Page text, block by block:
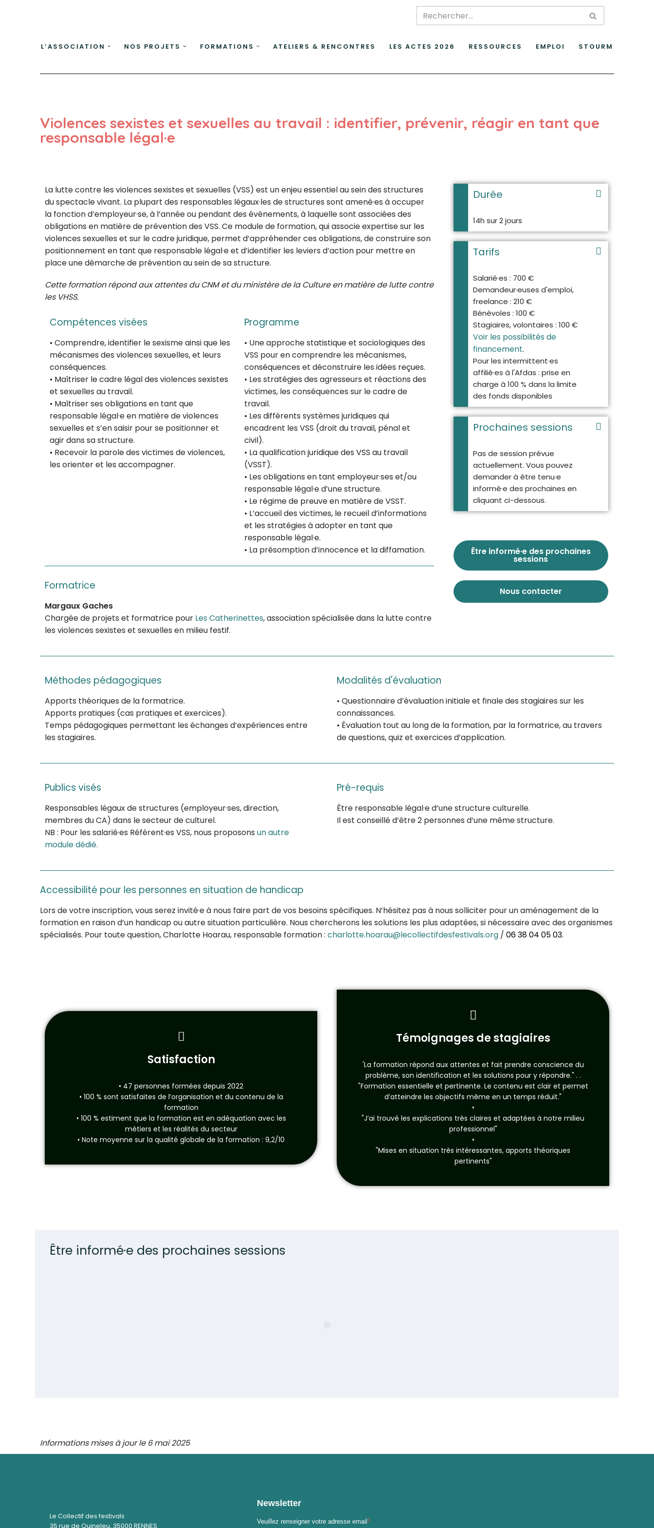
L’ASSOCIATION NOS PROJETS FORMATIONS ATELIERS & RENCONTRES LES ACTES 2026 RESSOURCES EMPLOI STOURM
Violences sexistes et sexuelles au travail : identifier, prévenir, réagir en tant que
responsable légal·e
La lutte contre les violences sexistes et sexuelles (VSS) est un enjeu essentiel au sein des structures
du spectacle vivant. La plupart des responsables légaux·les de structures sont amené·es à occuper
la fonction d’employeur·se, à l’année ou pendant des évènements, à laquelle sont associées des
obligations en matière de prévention des VSS. Ce module de formation, qui associe expertise sur les
violences sexuelles et sur le cadre juridique, permet d’appréhender ces obligations, de construire son
positionnement en tant que responsable légal·e et d’identifier les leviers d’action pour mettre en
place une démarche de prévention au sein de sa structure.
Cette formation répond aux attentes du CNM et du ministère de la Culture en matière de lutte contre
les VHSS.
Compétences visées
• Comprendre, identifier le sexisme ainsi que les
mécanismes des violences sexuelles, et leurs
conséquences.
• Maîtriser le cadre légal des violences sexistes
et sexuelles au travail.
• Maîtriser ses obligations en tant que
responsable légal·e en matière de violences
sexuelles et s’en saisir pour se positionner et
agir dans sa structure.
• Recevoir la parole des victimes de violences,
les orienter et les accompagner.
Programme
• Une approche statistique et sociologiques des
VSS pour en comprendre les mécanismes,
conséquences et déconstruire les idées reçues.
• Les stratégies des agresseurs et réactions des
victimes, les conséquences sur le cadre de
travail.
• Les différents systèmes juridiques qui
encadrent les VSS (droit du travail, pénal et
civil).
• La qualification juridique des VSS au travail
(VSST).
• Les obligations en tant employeur·ses et/ou
responsable légal·e d’une structure.
• Le régime de preuve en matière de VSST.
• L’accueil des victimes, le recueil d’informations
et les stratégies à adopter en tant que
responsable légal·e.
• La présomption d’innocence et la diffamation.
Formatrice
Margaux Gaches
Chargée de projets et formatrice pour Les Catherinettes, association spécialisée dans la lutte contre
les violences sexistes et sexuelles en milieu festif.
Durée
14h sur 2 jours
Tarifs
Salarié·es : 700 €
Demandeur·euses d'emploi,
freelance : 210 €
Bénévoles : 100 €
Stagiaires, volontaires : 100 €
Voir les possibilités de
financement.
Pour les intermittent·es
affilié·es à l'Afdas : prise en
charge à 100 % dans la limite
des fonds disponibles
Prochaines sessions
Pas de session prévue
actuellement. Vous pouvez
demander à être tenu·e
informé·e des prochaines en
cliquant ci-dessous.
Être informé·e des prochaines
sessions
Nous contacter
Méthodes pédagogiques
Apports théoriques de la formatrice.
Apports pratiques (cas pratiques et exercices).
Temps pédagogiques permettant les échanges d’expériences entre
les stagiaires.
Modalités d'évaluation
• Questionnaire d’évaluation initiale et finale des stagiaires sur les
connaissances.
• Évaluation tout au long de la formation, par la formatrice, au travers
de questions, quiz et exercices d’application.
Publics visés
Responsables légaux de structures (employeur·ses, direction,
membres du CA) dans le secteur de culturel.
NB : Pour les salarié·es Référent·es VSS, nous proposons un autre
module dédié.
Pré-requis
Être responsable légal·e d’une structure culturelle.
Il est conseillé d’être 2 personnes d’une même structure.
Accessibilité pour les personnes en situation de handicap
Lors de votre inscription, vous serez invité·e à nous faire part de vos besoins spécifiques. N’hésitez pas à nous solliciter pour un aménagement de la
formation en raison d’un handicap ou autre situation particulière. Nous chercherons les solutions les plus adaptées, si nécessaire avec des organismes
spécialisés. Pour toute question, Charlotte Hoarau, responsable formation : charlotte.hoarau@lecollectifdesfestivals.org / 06 38 04 05 03.
Satisfaction
• 47 personnes formées depuis 2022
• 100 % sont satisfaites de l’organisation et du contenu de la
formation
• 100 % estiment que la formation est en adéquation avec les
métiers et les réalités du secteur
• Note moyenne sur la qualité globale de la formation : 9,2/10
Témoignages de stagiaires
'La formation répond aux attentes et fait prendre conscience du
problème, son identification et les solutions pour y répondre." . .
"Formation essentielle et pertinente. Le contenu est clair et permet
d’atteindre les objectifs même en un temps réduit."
•
"J’ai trouvé les explications très claires et adaptées à notre milieu
professionnel"
•
"Mises en situation très intéressantes, apports théoriques
pertinents"
Être informé·e des prochaines sessions
Informations mises à jour le 6 mai 2025
Le Collectif des festivals
35 rue de Quineleu, 35000 RENNES